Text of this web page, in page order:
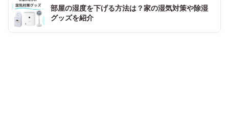
部屋の湿度を下げる方法は？家の湿気対策や除湿
グッズを紹介